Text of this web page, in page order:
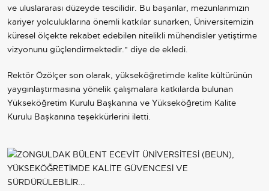
ve uluslararası düzeyde tescilidir. Bu başarılar, mezunlarımızın
kariyer yolculuklarına önemli katkılar sunarken, Üniversitemizin
küresel ölçekte rekabet edebilen nitelikli mühendisler yetiştirme
vizyonunu güçlendirmektedir." diye de ekledi.
Rektör Özölçer son olarak, yükseköğretimde kalite kültürünün
yaygınlaştırmasına yönelik çalışmalara katkılarda bulunan
Yükseköğretim Kurulu Başkanına ve Yükseköğretim Kalite
Kurulu Başkanına teşekkürlerini iletti.